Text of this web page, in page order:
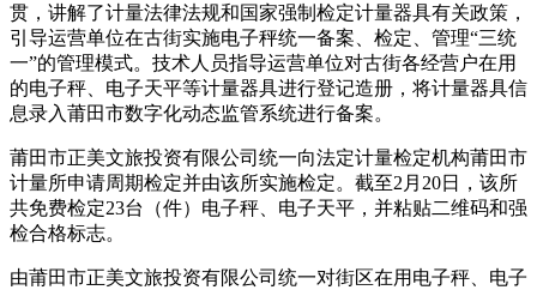
贯，讲解了计量法律法规和国家强制检定计量器具有关政策，
引导运营单位在古街实施电子秤统一备案、检定、管理“三统
一”的管理模式。技术人员指导运营单位对古街各经营户在用
的电子秤、电子天平等计量器具进行登记造册，将计量器具信
息录入莆田市数字化动态监管系统进行备案。
莆田市正美文旅投资有限公司统一向法定计量检定机构莆田市
计量所申请周期检定并由该所实施检定。截至2月20日，该所
共免费检定23台（件）电子秤、电子天平，并粘贴二维码和强
检合格标志。
由莆田市正美文旅投资有限公司统一对街区在用电子秤、电子